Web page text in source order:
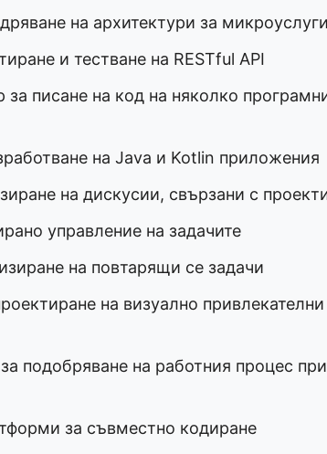
на архитектури за микроуслуги
и тестване на RESTful API
писане на код на няколко
на Java и Kotlin приложения
на дискусии, свързани с
управление на задачите
на повтарящи се задачи
на визуално привлекателни
подобряване на работния процес при
за съвместно кодиране